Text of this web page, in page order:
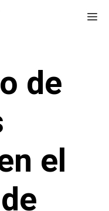
de
el